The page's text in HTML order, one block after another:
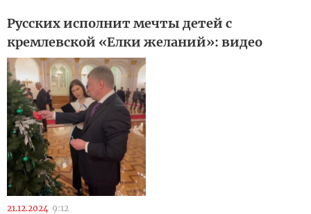
Русских исполнит мечты детей с
кремлевской «Елки желаний»: видео
21.12.2024 9:12